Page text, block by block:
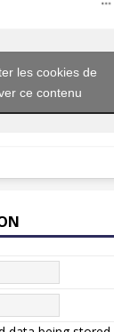
les cookies de
ce contenu